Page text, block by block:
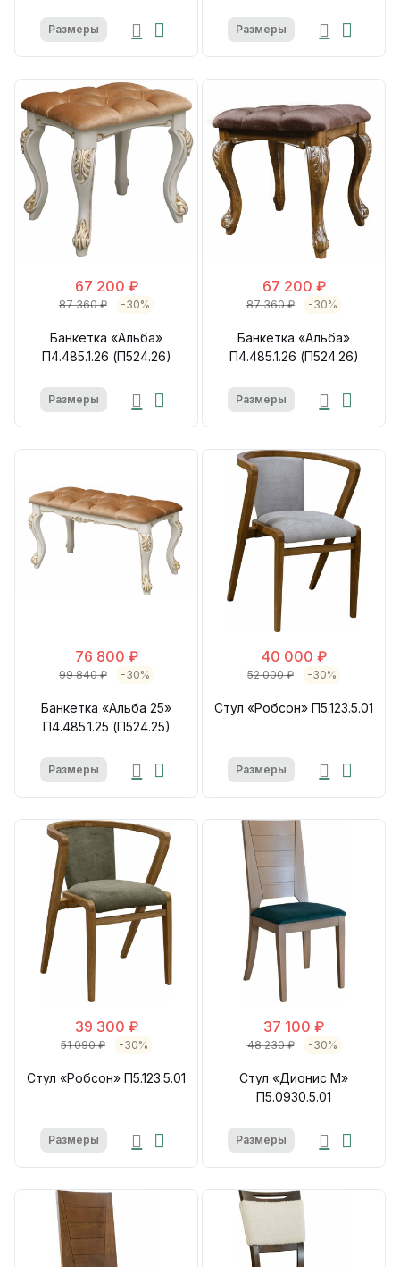
Размеры Размеры
67 200 ₽
87 360 ₽ -30%
Банкетка «Альба»
П4.485.1.26 (П524.26)
Размеры
67 200 ₽
87 360 ₽ -30%
Банкетка «Альба»
П4.485.1.26 (П524.26)
Размеры
76 800 ₽
99 840 ₽ -30%
Банкетка «Альба 25»
П4.485.1.25 (П524.25)
Размеры
40 000 ₽
52 000 ₽ -30%
Стул «Робсон» П5.123.5.01
Размеры
39 300 ₽
51 090 ₽ -30%
Стул «Робсон» П5.123.5.01
Размеры
37 100 ₽
48 230 ₽ -30%
Стул «Дионис М»
П5.0930.5.01
Размеры